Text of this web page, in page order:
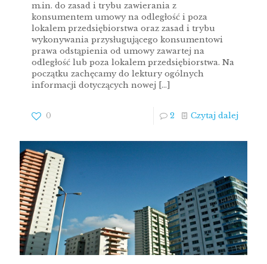
m.in. do zasad i trybu zawierania z
konsumentem umowy na odległość i poza
lokalem przedsiębiorstwa oraz zasad i trybu
wykonywania przysługującego konsumentowi
prawa odstąpienia od umowy zawartej na
odległość lub poza lokalem przedsiębiorstwa. Na
początku zachęcamy do lektury ogólnych
informacji dotyczących nowej […]
0 2 Czytaj dalej